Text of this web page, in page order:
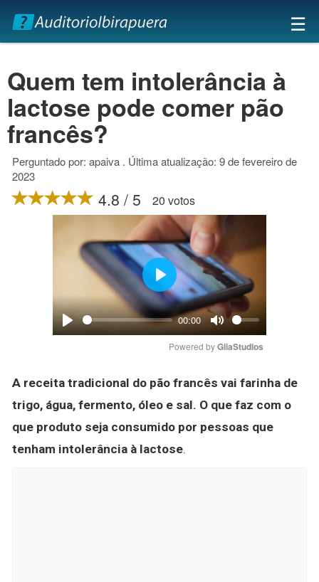
×
☰
Quem tem intolerância à
lactose pode comer pão
francês?
Perguntado por: apaiva . Última atualização: 9 de fevereiro de
2023
4.8 / 5 20 votos
Play
00:00
Mute
Play
Powered by GliaStudios
A receita tradicional do pão francês vai farinha de
trigo, água, fermento, óleo e sal. O que faz com o
que produto seja consumido por pessoas que
tenham intolerância à lactose.